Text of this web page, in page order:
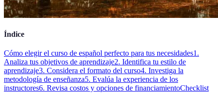
Índice
Cómo elegir el curso de español perfecto para tus necesidades1.
Analiza tus objetivos de aprendizaje2. Identifica tu estilo de
aprendizaje3. Considera el formato del curso4. Investiga la
metodología de enseñanza5. Evalúa la experiencia de los
instructores6. Revisa costos y opciones de financiamientoChecklist